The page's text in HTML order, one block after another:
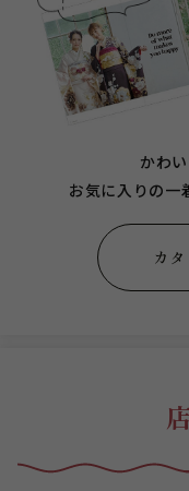
かわ
お気に入りの一
カ